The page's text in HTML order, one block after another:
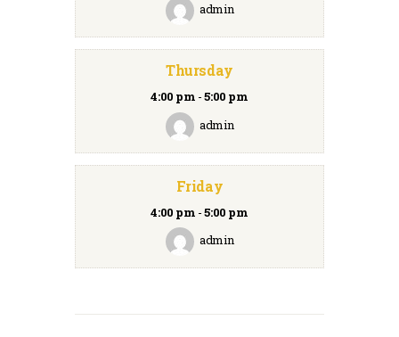
admin
Thursday
4:00 pm -5:00 pm
admin
Friday
4:00 pm -5:00 pm
admin